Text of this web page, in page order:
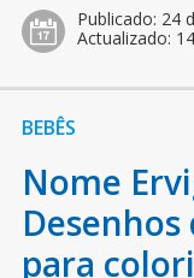
Publicado: 24
Actualizado:
BEBÊS
Nome
para